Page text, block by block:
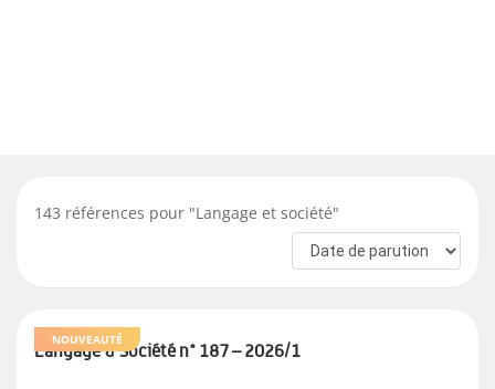
143 références pour "Langage et société"
NOUVEAUTÉ
Langage & Société n° 187 – 2026/1